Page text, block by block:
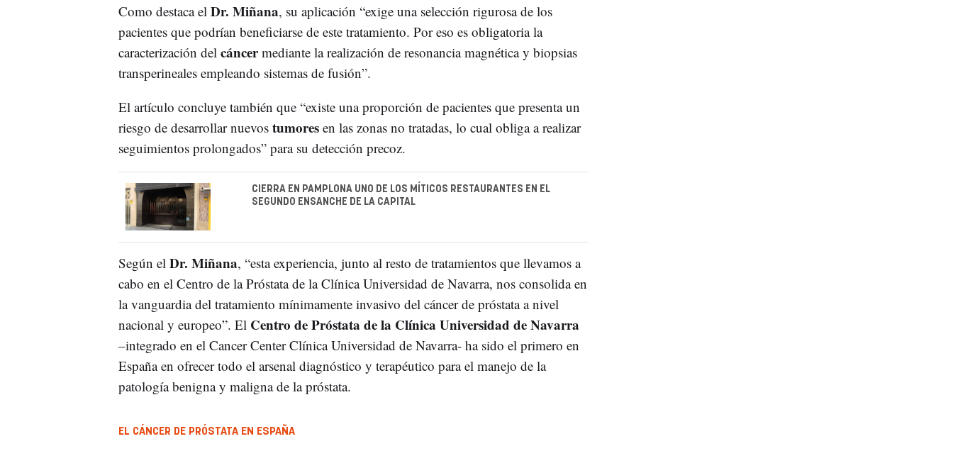
Como destaca el Dr. Miñana, su aplicación “exige una selección rigurosa de los
pacientes que podrían beneficiarse de este tratamiento. Por eso es obligatoria la
caracterización del cáncermediante la realización de resonancia magnética y biopsias
transperineales empleando sistemas de fusión”.
El artículo concluye también que “existe una proporción de pacientes que presenta un
riesgo de desarrollar nuevos tumores en las zonas no tratadas, lo cual obliga a realizar
seguimientos prolongados” para su detección precoz.
CIERRA EN PAMPLONA UNO DE LOS MÍTICOS RESTAURANTES EN EL
SEGUNDO ENSANCHE DE LA CAPITAL
Según elDr. Miñana, “esta experiencia, junto al resto de tratamientos que llevamos a
cabo en el Centro de la Próstata de la Clínica Universidad de Navarra, nos consolida en
la vanguardia del tratamiento mínimamente invasivo del cáncer de próstata a nivel
nacional y europeo”. El Centro de Próstata de la Clínica Universidad de Navarra
–integrado en el Cancer Center Clínica Universidad de Navarra- ha sido el primero en
España en ofrecer todo el arsenal diagnóstico y terapéutico para el manejo de la
patología benigna y maligna de la próstata.
EL CÁNCER DE PRÓSTATA EN ESPAÑA